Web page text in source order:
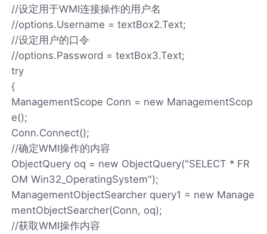
//设定用于WMI连接操作的用户名
//options.Username = textBox2.Text;
//设定用户的口令
//options.Password = textBox3.Text;
try
{
ManagementScope Conn = new ManagementScop
e();
Conn.Connect();
//确定WMI操作的内容
ObjectQuery oq = new ObjectQuery("SELECT * FR
OM Win32_OperatingSystem");
ManagementObjectSearcher query1 = new Manage
mentObjectSearcher(Conn, oq);
//获取WMI操作内容